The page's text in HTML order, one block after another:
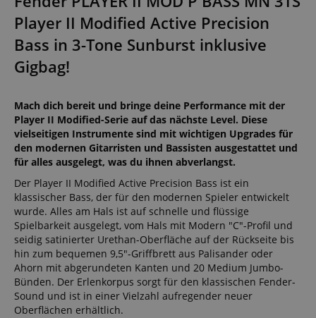
Player II Modified Active Precision
Bass in 3-Tone Sunburst inklusive
Gigbag!
Mach dich bereit und bringe deine Performance mit der
Player II Modified-Serie auf das nächste Level. Diese
vielseitigen Instrumente sind mit wichtigen Upgrades für
den modernen Gitarristen und Bassisten ausgestattet und
für alles ausgelegt, was du ihnen abverlangst.
Der Player II Modified Active Precision Bass ist ein
klassischer Bass, der für den modernen Spieler entwickelt
wurde. Alles am Hals ist auf schnelle und flüssige
Spielbarkeit ausgelegt, vom Hals mit Modern "C"-Profil und
seidig satinierter Urethan-Oberfläche auf der Rückseite bis
hin zum bequemen 9,5"-Griffbrett aus Palisander oder
Ahorn mit abgerundeten Kanten und 20 Medium Jumbo-
Bünden. Der Erlenkorpus sorgt für den klassischen Fender-
Sound und ist in einer Vielzahl aufregender neuer
Oberflächen erhältlich.